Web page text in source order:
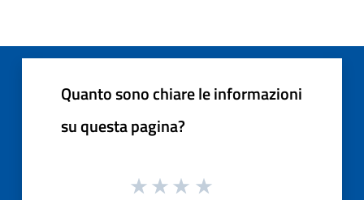
Quanto sono chiare le informazioni
su questa pagina?